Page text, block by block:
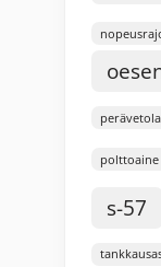
polttoaine
s-57